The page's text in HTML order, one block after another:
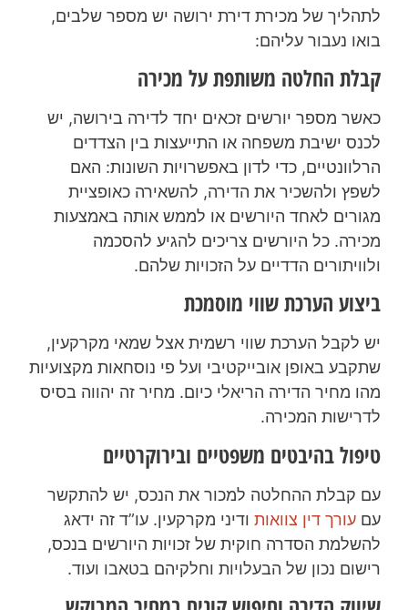
לתהליך של מכירת דירת ירושה יש מספר שלבים,
בואו נעבור עליהם:
קבלת החלטה משותפת על מכירה
כאשר מספר יורשים זכאים יחד לדירה בירושה, יש
לכנס ישיבת משפחה או התייעצות בין הצדדים
הרלוונטיים, כדי לדון באפשרויות השונות: האם
לשפץ ולהשכיר את הדירה, להשאירה כאופציית
מגורים לאחד היורשים או לממש אותה באמצעות
מכירה. כל היורשים צריכים להגיע להסכמה
ולוויתורים הדדיים על הזכויות שלהם.
ביצוע הערכת שווי מוסמכת
יש לקבל הערכת שווי רשמית אצל שמאי מקרקעין,
שתקבע באופן אובייקטיבי ועל פי נוסחאות מקצועיות
מהו מחיר הדירה הריאלי כיום. מחיר זה יהווה בסיס
לדרישות המכירה.
טיפול בהיבטים משפטיים ובירוקרטיים
עם קבלת ההחלטה למכור את הנכס, יש להתקשר
עם עורך דין צוואות ודיני מקרקעין. עו”ד זה ידאג
להשלמת הסדרה חוקית של זכויות היורשים בנכס,
רישום נכון של הבעלויות וחלקיהם בטאבו ועוד.